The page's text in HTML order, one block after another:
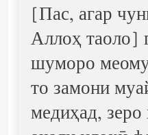
[Пас, агар
Аллоҳ таоло]
шуморо
то замони
медиҳад,